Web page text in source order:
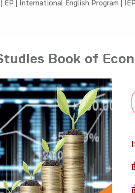
EP | International English Program |
Book of